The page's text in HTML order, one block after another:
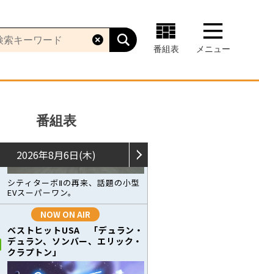
番組表 メニュー
番組表